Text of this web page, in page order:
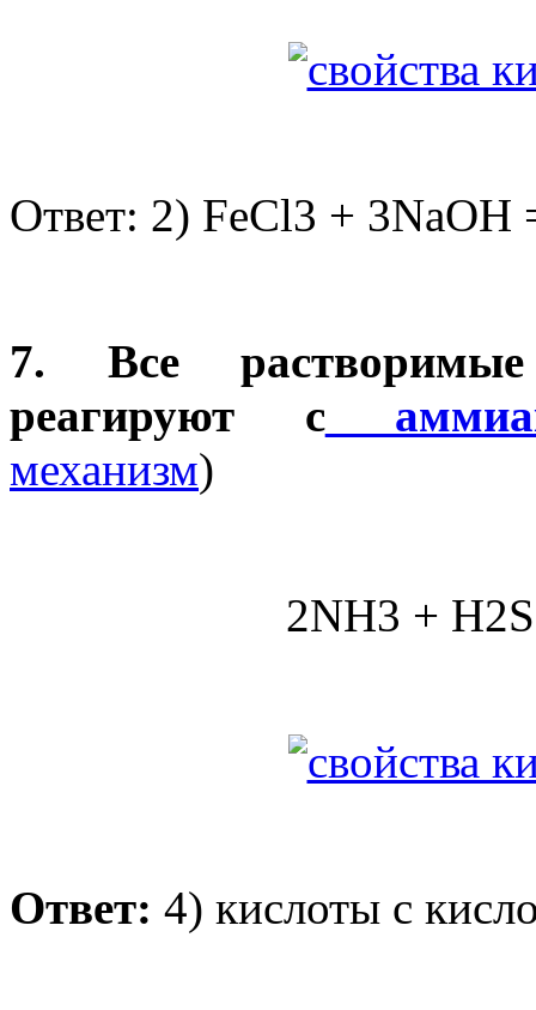
Ответ: 2) FeCl3 + 3NaOH
7. Все растворимые
реагируют с
механизм)
2NH3 +
Ответ: 4) кислоты с